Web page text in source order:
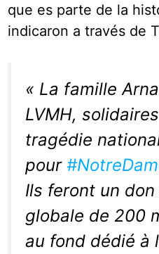
que es parte de la
indicaron a través de
« La famille
LVMH,
tragédie
pour
Ils feront un don
globale de 200
au fond dédié à